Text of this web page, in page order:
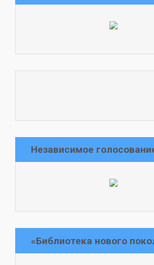
Независимое
«Библиотека нового